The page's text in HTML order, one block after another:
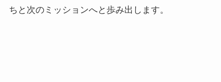
ちと次のミッションへと歩み出します。